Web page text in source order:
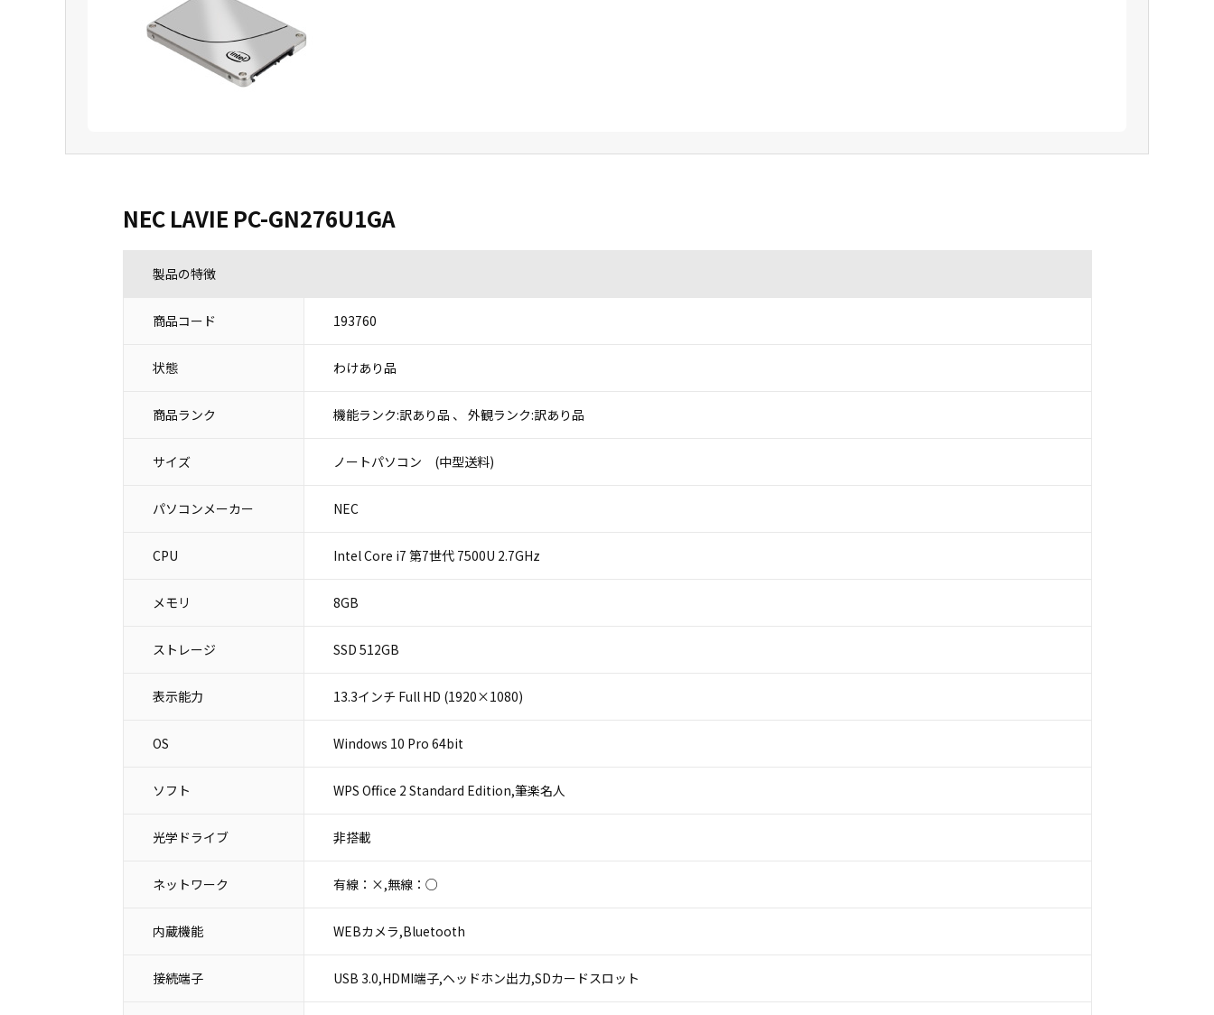
NEC LAVIE PC-GN276U1GA
製品の特徴
商品コード 193760
状態 わけあり品
商品ランク 機能ランク:訳あり品 、 外観ランク:訳あり品
サイズ ノートパソコン (中型送料)
パソコンメーカー NEC
CPU Intel Core i7 第7世代 7500U 2.7GHz
メモリ 8GB
ストレージ SSD 512GB
表示能力 13.3インチ Full HD (1920×1080)
OS Windows 10 Pro 64bit
ソフト WPS Office 2 Standard Edition,筆楽名人
光学ドライブ 非搭載
ネットワーク 有線：×,無線：○
内蔵機能 WEBカメラ,Bluetooth
接続端子 USB 3.0,HDMI端子,ヘッドホン出力,SDカードスロット